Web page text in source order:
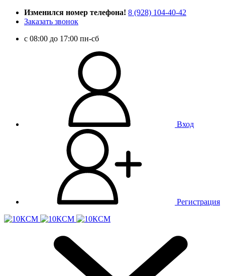
Изменился номер телефона! 8 (928) 104-40-42
Заказать звонок
c 08:00 до 17:00 пн-сб
Вход
Регистрация